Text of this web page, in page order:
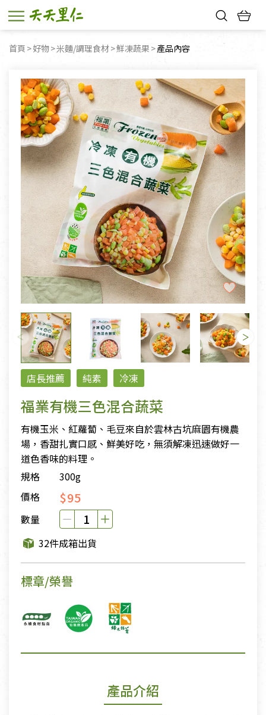
首頁 好物 米麵/調理食材 鮮凍蔬果 目前頁面：
產品內容
店長推薦 純素 冷凍
福業有機三色混合蔬菜
有機玉米、紅蘿蔔、毛豆來自於雲林古坑麻園有機農
場，香甜扎實口感、鮮美好吃，無須解凍迅速做好一
道色香味的料理。
規格
300g
價格
$95
數量
32件成箱出貨
標章/榮譽
產品介紹